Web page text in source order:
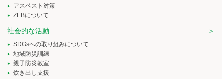
アスベスト対策
ZEBについて
社会的な活動
SDGsへの取り組みについて
地域防災訓練
親子防災教室
炊き出し支援